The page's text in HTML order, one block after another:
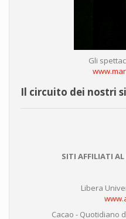
Gli
Il circuito dei nostri
SITI AFFILIATI
Libera
Cacao - Quotidiano